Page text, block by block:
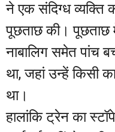
ने एक संदिग्ध व्यक्ति
पूछताछ की। पूछताछ
नाबालिग समेत पांच
था, जहां उन्हें किसी
था।
हालांकि ट्रेन का